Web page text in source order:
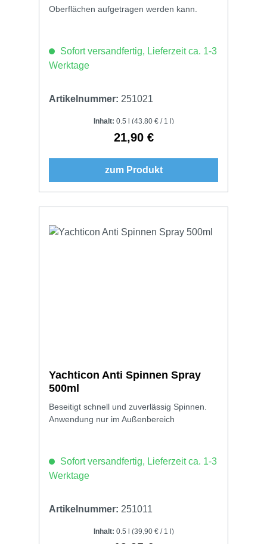
Oberflächen aufgetragen werden kann.
Sofort versandfertig, Lieferzeit ca. 1-3
Werktage
Artikelnummer: 251021
Inhalt: 0.5 l (43,80 € / 1 l)
Regulärer Preis:
21,90 €
zum Produkt
Yachticon Anti Spinnen Spray
500ml
Beseitigt schnell und zuverlässig Spinnen.
Anwendung nur im Außenbereich
Sofort versandfertig, Lieferzeit ca. 1-3
Werktage
Artikelnummer: 251011
Inhalt: 0.5 l (39,90 € / 1 l)